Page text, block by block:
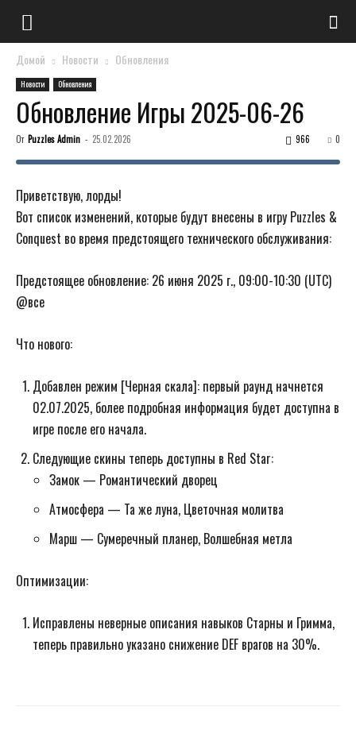
Домой Новости Обновления
Новости Обновления
Обновление Игры 2025-06-26
От Puzzles Admin - 25.02.2026 0
966
Приветствую, лорды!
Вот список изменений, которые будут внесены в игру Puzzles &
Conquest во время предстоящего технического обслуживания:
Предстоящее обновление: 26 июня 2025 г., 09:00-10:30 (UTC)
@все
Что нового:
Добавлен режим [Черная скала]: первый раунд начнется
02.07.2025, более подробная информация будет доступна в
игре после его начала.
Следующие скины теперь доступны в Red Star:
Замок — Романтический дворец
Атмосфера — Та же луна, Цветочная молитва
Марш — Сумеречный планер, Волшебная метла
Оптимизации:
Исправлены неверные описания навыков Старны и Гримма,
теперь правильно указано снижение DEF врагов на 30%.